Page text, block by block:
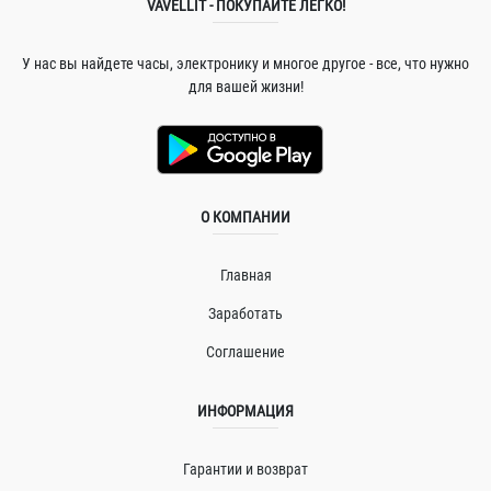
VAVELLIT - ПОКУПАЙТЕ ЛЕГКО!
У нас вы найдете часы, электронику и многое другое - все, что нужно
для вашей жизни!
О КОМПАНИИ
Главная
Заработать
Соглашение
ИНФОРМАЦИЯ
Гарантии и возврат